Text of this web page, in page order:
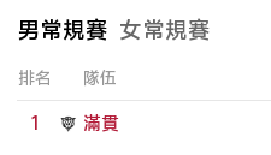
男常規賽 女常規賽
排名 隊伍
1 滿貫